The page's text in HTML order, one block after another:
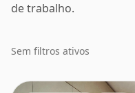
de trabalho.
Sem filtros ativos